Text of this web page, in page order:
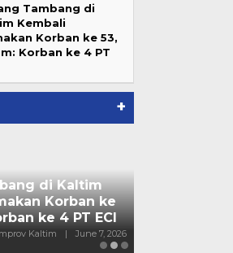
Tambang di
Kembali
Korban ke 53,
Korban ke 4 PT
+
di Kaltim
Korban ke
ke 4 PT ECI
Kaltim